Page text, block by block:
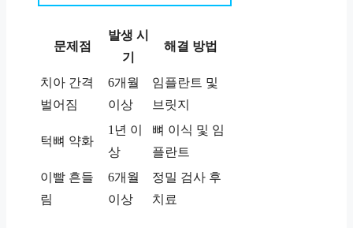
문제점
발생 시
기
해결 방법
치아 간격
벌어짐
6개월
이상
임플란트 및
브릿지
턱뼈 약화
1년 이
상
뼈 이식 및 임
플란트
이빨 흔들
림
6개월
이상
정밀 검사 후
치료